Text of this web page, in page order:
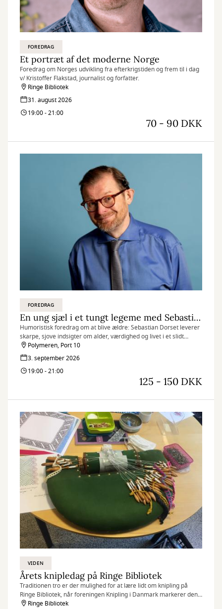
FOREDRAG
Et portræt af det moderne Norge
Foredrag om Norges udvikling fra efterkrigstiden og frem til i dag
v/ Kristoffer Flakstad, journalist og forfatter.
Ringe Bibliotek
31. august 2026
19:00 - 21:00
70 - 90 DKK
FOREDRAG
En ung sjæl i et tungt legeme med Sebastian Dorset
Humoristisk foredrag om at blive ældre: Sebastian Dorset leverer
skarpe, sjove indsigter om alder, værdighed og livet i et slidt
legeme.
Polymeren, Port 10
3. september 2026
19:00 - 21:00
125 - 150 DKK
VIDEN
Årets knipledag på Ringe Bibliotek
Traditionen tro er der mulighed for at lære lidt om knipling på
Ringe Bibliotek, når foreningen Knipling i Danmark markerer den
årlige knipledag.
Ringe Bibliotek